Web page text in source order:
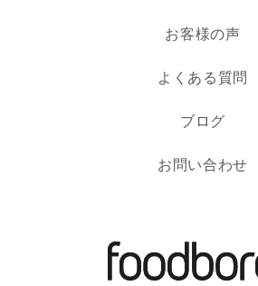
お客様の声
よくある質問
ブログ
お問い合わせ